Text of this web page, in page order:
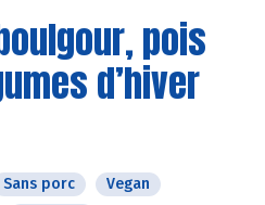
pois
d’hiver
Sans porc
Vegan